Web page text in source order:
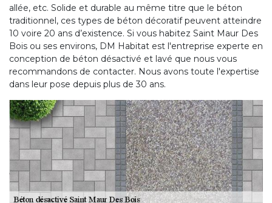
allée, etc. Solide et durable au même titre que le béton
traditionnel, ces types de béton décoratif peuvent atteindre
10 voire 20 ans d’existence. Si vous habitez Saint Maur Des
Bois ou ses environs, DM Habitat est l'entreprise experte en
conception de béton désactivé et lavé que nous vous
recommandons de contacter. Nous avons toute l'expertise
dans leur pose depuis plus de 30 ans.